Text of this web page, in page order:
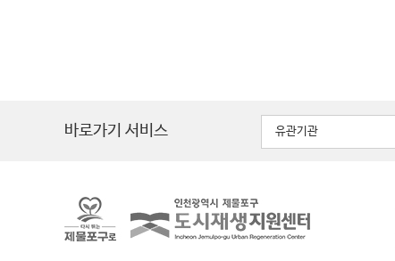
바로가기 서비스 유관기관